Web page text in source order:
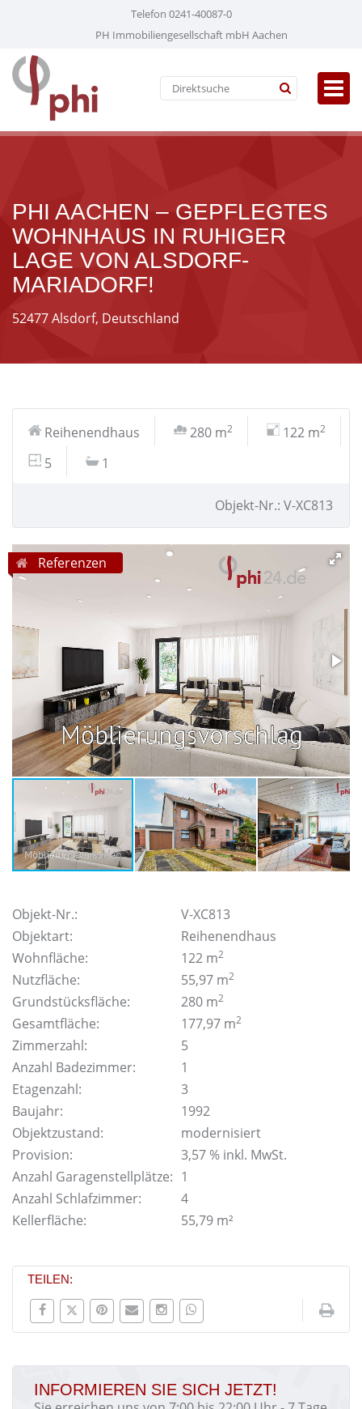
Telefon 0241-40087-0
PH Immobiliengesellschaft mbH Aachen
PHI AACHEN – GEPFLEGTES
WOHNHAUS IN RUHIGER
LAGE VON ALSDORF-
MARIADORF!
52477 Alsdorf, Deutschland
Reihenendhaus 280 m2 122 m2
5 1
Objekt-Nr.: V-XC813
Referenzen
Objekt-Nr.:
V-XC813
Objektart:
Reihenendhaus
Wohnfläche:
122 m2
Nutzfläche: 55,97 m2
Grundstücksfläche: 280 m2
Gesamtfläche: 177,97 m2
Zimmerzahl:
5
Anzahl Badezimmer:
1
Etagenzahl:
3
Baujahr:
1992
Objektzustand:
modernisiert
Provision:
3,57 % inkl. MwSt.
Anzahl Garagenstellplätze: 1
Anzahl Schlafzimmer:
4
Kellerfläche:
55,79 m²
TEILEN:
INFORMIEREN SIE SICH JETZT!